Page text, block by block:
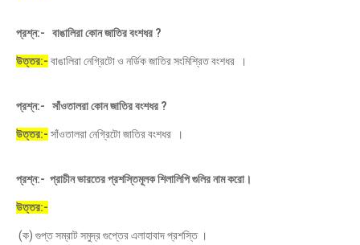
প্রশ্ন:- বাঙালিরা কোন জাতির বংশধর ?
উত্তর:- বাঙালিরা নেগ্রিটো ও নর্ডিক জাতির সংমিশ্রিত বংশধর ।
প্রশ্ন:- সাঁওতালরা কোন জাতির বংশধর ?
উত্তর:- সাঁওতালরা নেগ্রিটো জাতির বংশধর ।
প্রশ্ন:- প্রাচীন ভারতের প্রশস্তিমূলক শিলালিপি গুলির নাম করো।
উত্তর:-
(ক) গুপ্ত সম্রাট সমুদ্র গুপ্তের এলাহাবাদ প্রশস্তি ।